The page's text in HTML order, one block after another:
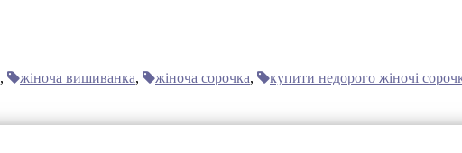
, жіноча вишиванка, жіноча сорочка, купити недорого жіночі